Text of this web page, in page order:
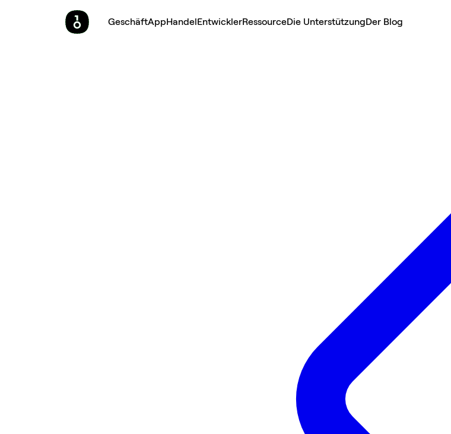
GeschäftAppHandelEntwicklerRessourceDie UnterstützungDer Blog